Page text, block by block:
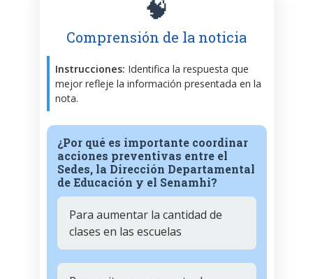
🧠
Comprensión de la noticia
Instrucciones: Identifica la respuesta que
mejor refleje la información presentada en la
nota.
¿Por qué es importante coordinar
acciones preventivas entre el
Sedes, la Dirección Departamental
de Educación y el Senamhi?
Para aumentar la cantidad de
clases en las escuelas